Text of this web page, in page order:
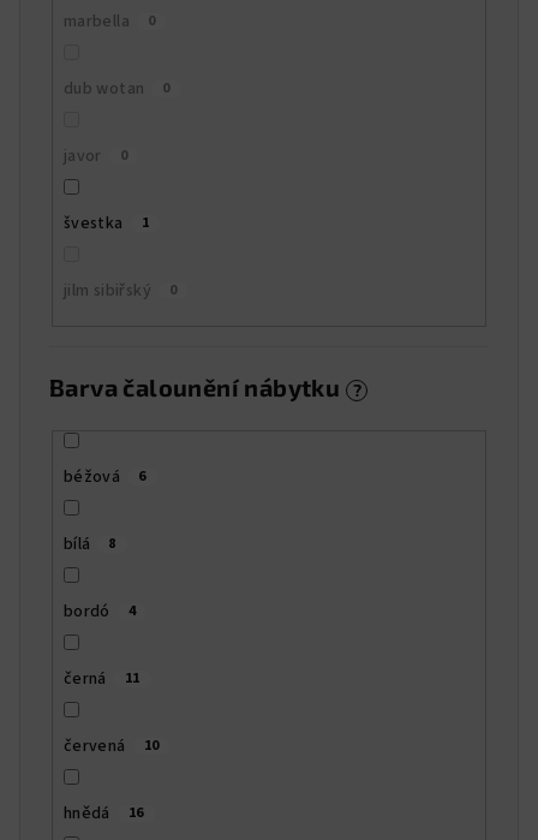
marbella 0
dub wotan 0
javor 0
švestka 1
jilm sibiřský 0
Barva čalounění nábytku ?
béžová 6
bílá 8
bordó 4
černá 11
červená 10
hnědá 16